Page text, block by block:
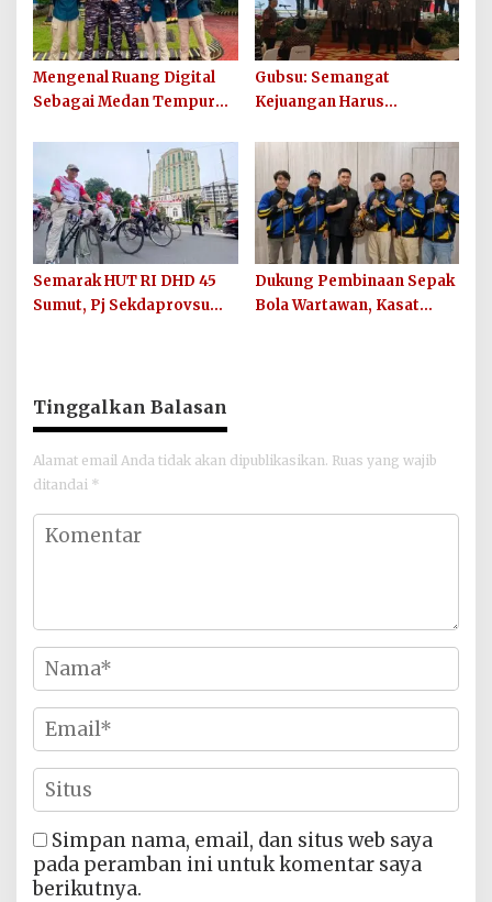
Mengenal Ruang Digital
Sebagai Medan Tempur
Mengenal Gencatan
Senjata
Gubsu: Semangat
Kejuangan Harus
Kota Sumut
Semarak HUT RI DHD 45
Sumut, Pj Sekdaprovsu
Dukung Pembinaan Sepak
Bola Wartawan, Kasat
Tinggalkan Balasan
Alamat email Anda tidak akan dipublikasikan. Ruas yang wajib
ditandai *
Simpan nama, email, dan situs web saya
pada peramban ini untuk komentar saya
berikutnya.